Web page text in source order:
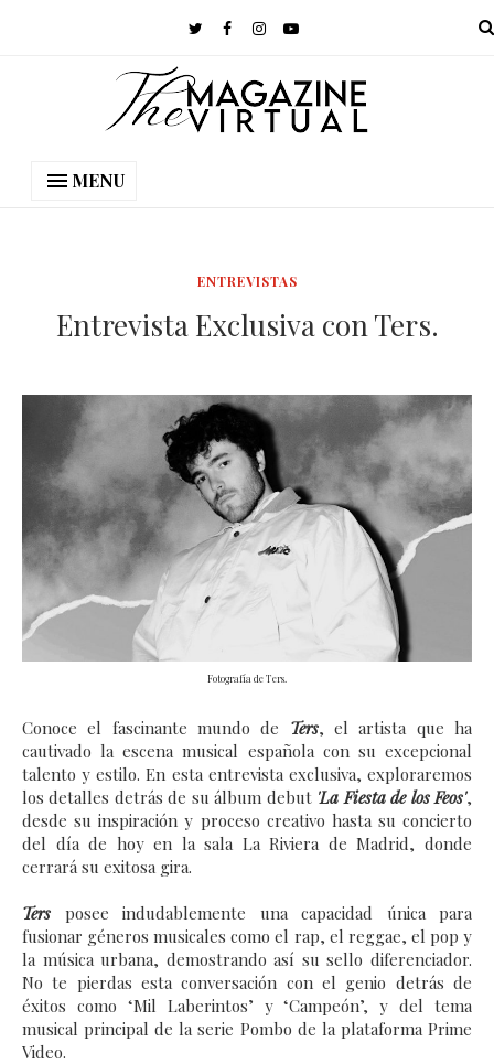
MENU
ENTREVISTAS
Entrevista Exclusiva con Ters.
Fotografía de Ters.
Conoce el fascinante mundo de Ters, el artista que ha
cautivado la escena musical española con su excepcional
talento y estilo. En esta entrevista exclusiva, exploraremos
los detalles detrás de su álbum debut 'La Fiesta de los Feos',
desde su inspiración y proceso creativo hasta su concierto
del día de hoy en la sala La Riviera de Madrid, donde
cerrará su exitosa gira.
Ters posee indudablemente una capacidad única para
fusionar géneros musicales como el rap, el reggae, el pop y
la música urbana, demostrando así su sello diferenciador.
No te pierdas esta conversación con el genio detrás de
éxitos como ‘Mil Laberintos’ y ‘Campeón’, y del tema
musical principal de la serie Pombo de la plataforma Prime
Video.